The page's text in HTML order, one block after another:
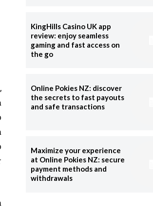
KingHills Casino UK app
review: enjoy seamless
gaming and fast access on
the go
Online Pokies NZ: discover
the secrets to fast payouts
and safe transactions
Maximize your experience
at Online Pokies NZ: secure
payment methods and
withdrawals